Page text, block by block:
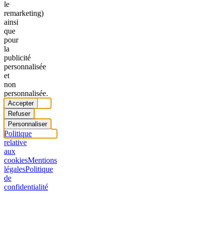
le
remarketing)
ainsi
que
pour
la
publicité
personnalisée
et
non
personnalisée.
Accepter
Refuser
Personnaliser
Politique
relative
aux
cookiesMentions
légalesPolitique
de
confidentialité